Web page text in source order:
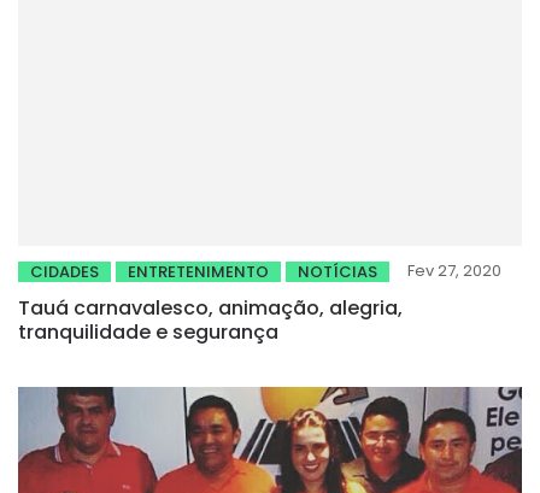
CIDADES ENTRETENIMENTO NOTÍCIAS Fev 27, 2020
Tauá carnavalesco, animação, alegria,
tranquilidade e segurança